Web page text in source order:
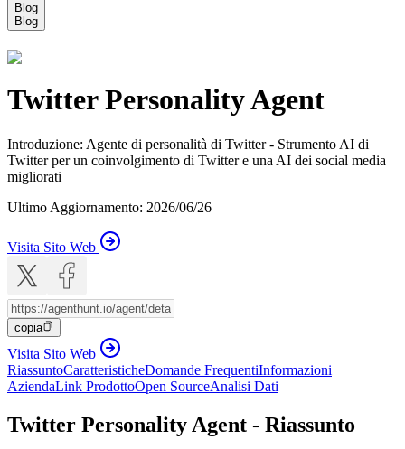
Blog
Blog
Twitter Personality Agent
Introduzione: Agente di personalità di Twitter - Strumento AI di
Twitter per un coinvolgimento di Twitter e una AI dei social media
migliorati
Ultimo Aggiornamento: 2026/06/26
Visita Sito Web
copia
Visita Sito Web
RiassuntoCaratteristicheDomande FrequentiInformazioni
AziendaLink ProdottoOpen SourceAnalisi Dati
Twitter Personality Agent - Riassunto